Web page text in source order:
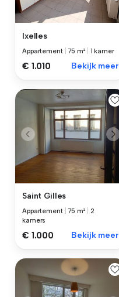
Ixelles
Appartement |75 m² 1 kamer
€ 1.010 Bekijk meer
Saint Gilles
Appartement |75 m²
2
kamers
€ 1.000 Bekijk meer